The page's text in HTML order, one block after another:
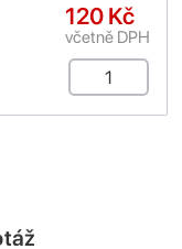
120 Kč
včetně DPH